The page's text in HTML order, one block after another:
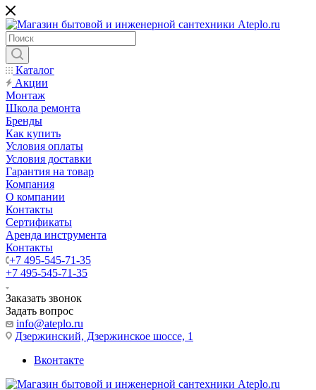
Каталог
Акции
Монтаж
Школа ремонта
Бренды
Как купить
Условия оплаты
Условия доставки
Гарантия на товар
Компания
О компании
Контакты
Сертификаты
Аренда инструмента
Контакты
+7 495-545-71-35
+7 495-545-71-35
Заказать звонок
Задать вопрос
info@ateplo.ru
Дзержинский, Дзержинское шоссе, 1
Вконтакте